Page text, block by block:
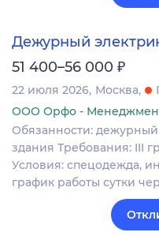
Дежурный
51 400–56 000 ₽
22 июля 2026 Москва
ООО Орфо -
Обязанности:
здания Требования: III
Условия: спецодежда,
график работы сутки